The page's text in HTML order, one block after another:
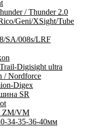
/ Thunder 2.0
Geni/XSight/Tube
SA/008s/LRF
Digisight ultra
/ Nordforce
Digex
SR
ZM/VM
34-35-36-40мм